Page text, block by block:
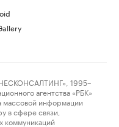
1995–
агентства «РБК»
массовой информации
в сфере связи,
коммуникаций